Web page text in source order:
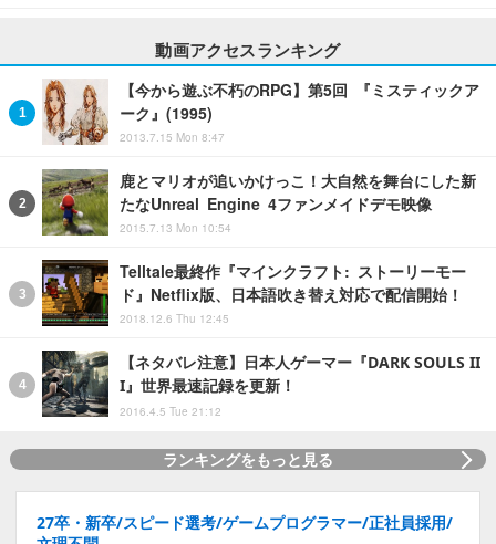
動画アクセスランキング
【今から遊ぶ不朽のRPG】第5回 『ミスティックア
ーク』(1995)
2013.7.15 Mon 8:47
鹿とマリオが追いかけっこ！大自然を舞台にした新
たなUnreal Engine 4ファンメイドデモ映像
2015.7.13 Mon 10:54
Telltale最終作『マインクラフト: ストーリーモー
ド』Netflix版、日本語吹き替え対応で配信開始！
2018.12.6 Thu 12:45
【ネタバレ注意】日本人ゲーマー『DARK SOULS II
I』世界最速記録を更新！
2016.4.5 Tue 21:12
ランキングをもっと見る
27卒・新卒/スピード選考/ゲームプログラマー/正社員採用/